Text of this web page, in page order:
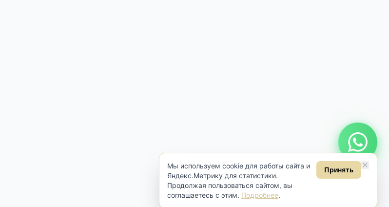
Мы используем cookie для работы сайта и
Яндекс.Метрику для статистики.
Продолжая пользоваться сайтом, вы
соглашаетесь с этим. Подробнее.
Принять